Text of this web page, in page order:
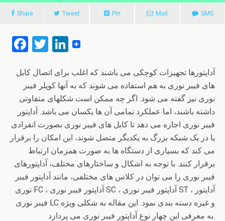
Share Tweet Pin Mail SMS
F
ce
b
o
o
k
T
tt
er
Li
ke
dI
n
آداپتورها تجهیزات کوچکی می باشند که اغلب برای اتصال کابل
های فیبر نوری به هم استفاده می شوند که به آنها کوپلر فیبر
نوری نیز گفته می شود. اگر چه ممکن است شکلهای متفاوتی
داشته باشند، اما عملکرد تمامی آن ها یکسان می باشد. آداپتور
فیبر نوری اجازه می دهد تا کابل های فیبر نوری بصورت انفرادی
یا در یک شبکه بزرگ به یکدیگر متصل شوند، این امکان را برقرار
می کند که بسیاری از دستگاه ها به صورت همزمان ارتباط
برقرار کنند. با توجه به اشکال و ساختارهای مختلف، آداپتورهای
فیبر نوری را می توان در کلاس های مختلفی، مانند آداپتور فیبر
نوری FC ، آداپتور فیبر نوری SC ، آداپتور فیبر نوری ST ، آداپتور
فیبر نوری LC و غیره دسته بندی نمود. این مقاله به شکلی ویژه
به معرفی این چهار نوع آداپتور فیبر نوری می پردازد.